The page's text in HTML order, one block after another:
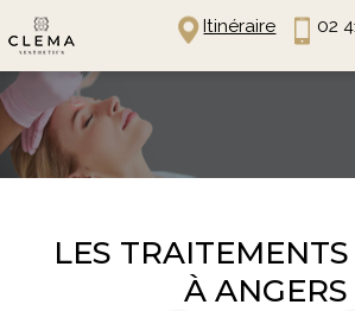
02
Itinéraire
LES
À ANGERS